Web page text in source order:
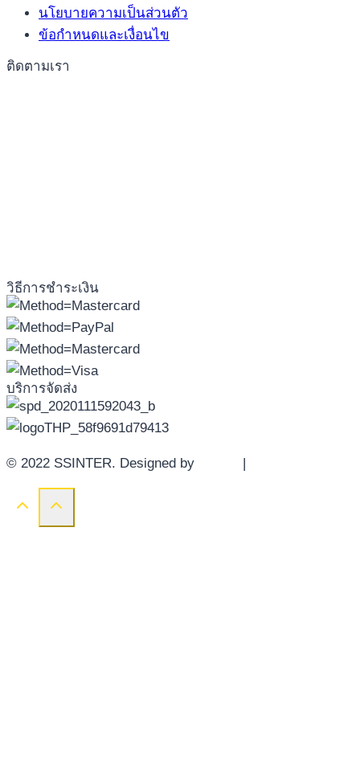
นโยบายความเป็นส่วนตัว
ข้อกำหนดและเงื่อนไข
ติดตามเรา
วิธีการชำระเงิน
บริการจัดส่ง
© 2022 SSINTER. Designed by |